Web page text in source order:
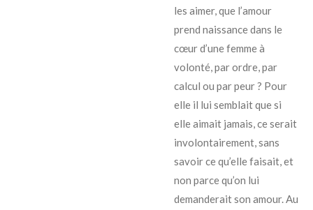
les aimer, que l’amour
prend naissance dans le
cœur d’une femme à
volonté, par ordre, par
calcul ou par peur ? Pour
elle il lui semblait que si
elle aimait jamais, ce serait
involontairement, sans
savoir ce qu’elle faisait, et
non parce qu’on lui
demanderait son amour. Au